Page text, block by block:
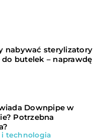
nabywać sterylizatory
butelek – naprawdę
Downpipe w
Potrzebna
i technologia